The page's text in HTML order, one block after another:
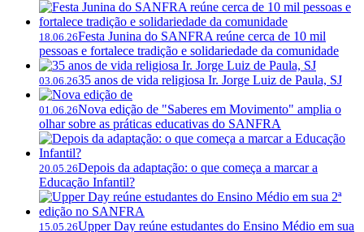
18.06.26Festa Junina do SANFRA reúne cerca de 10 mil
pessoas e fortalece tradição e solidariedade da comunidade
03.06.2635 anos de vida religiosa Ir. Jorge Luiz de Paula, SJ
01.06.26Nova edição de "Saberes em Movimento" amplia o
olhar sobre as práticas educativas do SANFRA
20.05.26Depois da adaptação: o que começa a marcar a
Educação Infantil?
15.05.26Upper Day reúne estudantes do Ensino Médio em sua